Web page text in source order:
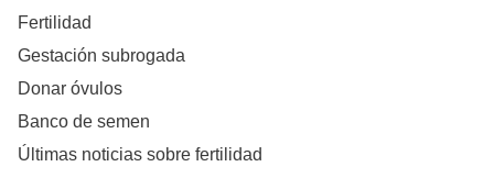
Fertilidad
Gestación subrogada
Donar óvulos
Banco de semen
Últimas noticias sobre fertilidad